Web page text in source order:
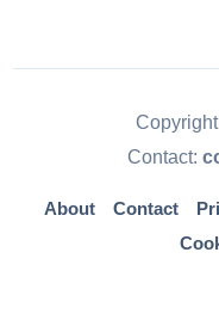
Contact:
About Contact